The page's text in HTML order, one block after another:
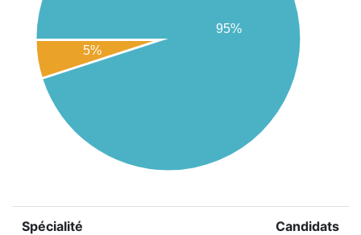
95%
5%
Spécialité Candidats